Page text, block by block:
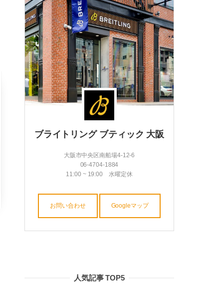
ブライトリング ブティック 大阪
大阪市中央区南船場4-12-6
06-4704-1884
11:00 ~ 19:00 水曜定休
お問い合わせ Googleマップ
人気記事 TOP5